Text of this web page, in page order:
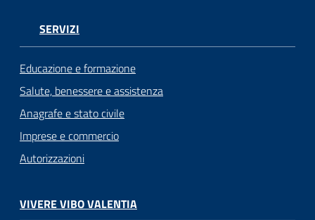
SERVIZI
Educazione e formazione
Salute, benessere e assistenza
Anagrafe e stato civile
Imprese e commercio
Autorizzazioni
VIVERE VIBO VALENTIA